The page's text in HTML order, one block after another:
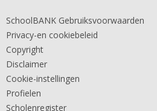
SchoolBANK Gebruiksvoorwaarden
Privacy-en cookiebeleid
Copyright
Disclaimer
Cookie-instellingen
Profielen
Scholenregister